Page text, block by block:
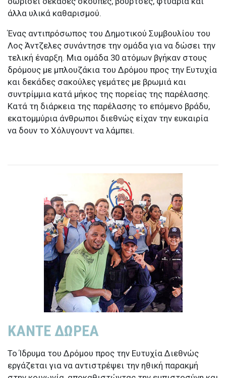
άλλα υλικά καθαρισμού.
Ένας αντιπρόσωπος του Δημοτικού Συμβουλίου του
Λος Άντζελες συνάντησε την ομάδα για να δώσει την
τελική έναρξη. Μια ομάδα 30 ατόμων βγήκαν στους
δρόμους με μπλουζάκια του Δρόμου προς την Ευτυχία
και δεκάδες σακούλες γεμάτες με βρωμιά και
συντρίμμια κατά μήκος της πορείας της παρέλασης.
Κατά τη διάρκεια της παρέλασης το επόμενο βράδυ,
εκατομμύρια άνθρωποι διεθνώς είχαν την ευκαιρία
να δουν το Χόλυγουντ να λάμπει.
ΚΑΝΤΕ ΔΩΡΕΑ
Το Ίδρυμα του Δρόμου προς την Ευτυχία Διεθνώς
εργάζεται για να αντιστρέψει την ηθική παρακμή